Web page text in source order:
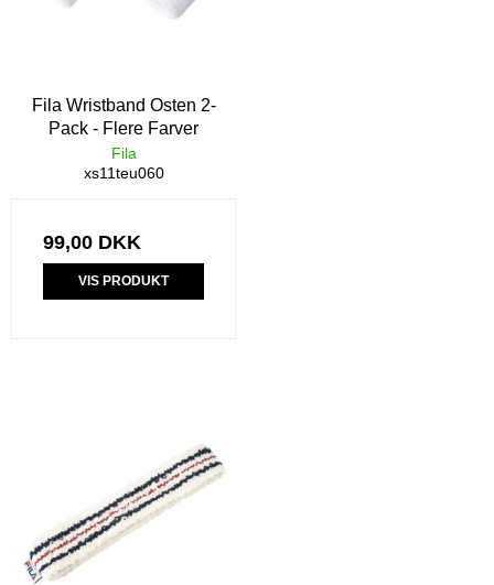
Fila Wristband Osten 2-
Pack - Flere Farver
Fila
xs11teu060
99,00 DKK
VIS PRODUKT